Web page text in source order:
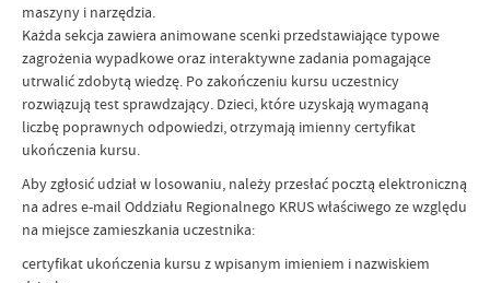
maszyny i narzędzia.
Każda sekcja zawiera animowane scenki przedstawiające typowe
zagrożenia wypadkowe oraz interaktywne zadania pomagające
utrwalić zdobytą wiedzę. Po zakończeniu kursu uczestnicy
rozwiązują test sprawdzający. Dzieci, które uzyskają wymaganą
liczbę poprawnych odpowiedzi, otrzymają imienny certyfikat
ukończenia kursu.
Aby zgłosić udział w losowaniu, należy przesłać pocztą elektroniczną
na adres e-mail Oddziału Regionalnego KRUS właściwego ze względu
na miejsce zamieszkania uczestnika:
certyfikat ukończenia kursu z wpisanym imieniem i nazwiskiem